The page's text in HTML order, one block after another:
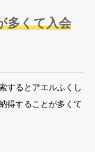
多くて入会
するとアエルふくし
得することが多くて